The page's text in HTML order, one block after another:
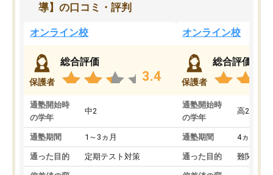
導】の口コミ・評判
オンライン校
保護者
総合評価
3.4
通塾開始時
の学年
中2
通塾期間 1～3ヵ月
通った目的 定期テスト対策
オンライン校
保護者
総合評価
通塾開始時
の学年
高2
通塾期間 4ヵ月～1
通った目的 難関私立